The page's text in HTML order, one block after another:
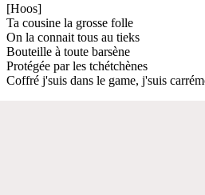
[Hoos]
Ta cousine la grosse folle
On la connait tous au tieks
Bouteille à toute barsène
Protégée par les tchétchènes
Coffré j'suis dans le game, j'suis